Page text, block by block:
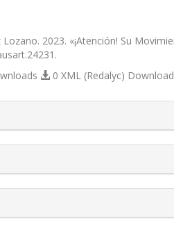
2023. «¡Atención! Su
0 XML (Redalyc)